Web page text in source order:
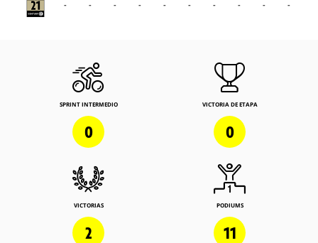
- - - - - - - - - -
SPRINT INTERMEDIO
0
VICTORIA DE ETAPA
0
VICTORIAS
2
PODIUMS
11